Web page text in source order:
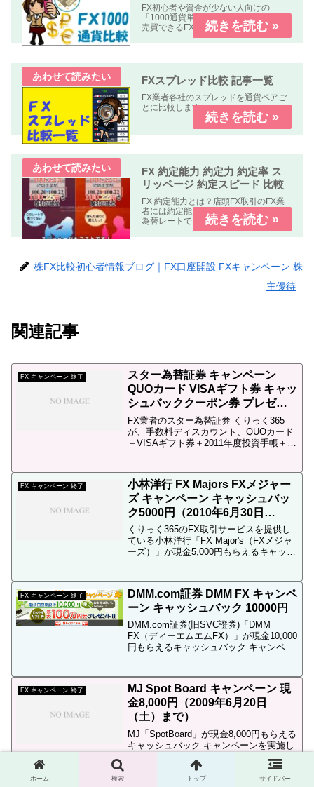
FX初心者や資金が少ない人向けの
「1000通貨単位以下、手数料無料」で
売買できるFX業者の比較記事です。
FXスプレッド比較 記事一覧
FX業者各社のスプレッドを通貨ペアご
とに比較します。
FX 約定能力 約定力 約定率 ス
リッページ 約定スピード 比較
FX 約定能力とは？店頭FX取引のFX業
者には約定能力の高いFX業者指定した
為替レートできちんと約定する。約定
能力の低いFX業者指定した為替レート
定能力 比較 まとめFX...
株FX比較初心者情報ブログ｜FX口座開設 FXキャンペーン 株
主優待
関連記事
FX キャンペーン 終了
スター為替証券 キャンペーン
QUOカード VISAギフト券 キャッ
シュバッククーポン券 プレゼン
ト（2011年6月30日（木）まで）
FX業者のスター為替証券 くりっく365
が、手数料ディスカウント、QUOカード
＋VISAギフト券＋2011年度投資手帳＋キ
替証券でFX取引をしなくてもQUOカード
が貰...
FX キャンペーン 終了
小林洋行 FX Majors FXメジャー
ズ キャンペーン キャッシュバッ
ク5000円（2010年6月30日
（水）まで）
くりっく365のFX取引サービスを提供し
ている小林洋行「FX Major's（FXメジャ
ーズ）」が現金5,000円もらえるキャッシ
ックキャンペーンの意味が分からない...
FX キャンペーン 終了
DMM.com証券 DMM FX キャンペ
ーン キャッシュバック 10000円
DMM.com証券(旧SVC證券)「DMM
FX（ディーエムエムFX）」が現金10,000
円もらえるキャッシュバック キャンペー
キャッシュバック←キャッシュバッ...
FX キャンペーン 終了
MJ Spot Board キャンペーン 現
金8,000円（2009年6月20日
（土）まで）
MJ「SpotBoard」が現金8,000円もらえる
キャッシュバック キャンペーンを実施し
イトから引用。キャンペーン内容期間中
にMJ「SpotBoard」に口座開設のお申込
ホーム 検索 トップ サイドバー